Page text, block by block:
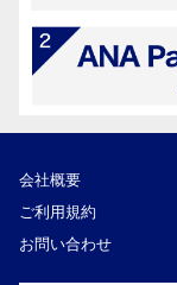
会社概要
ご利用規約
お問い合わせ